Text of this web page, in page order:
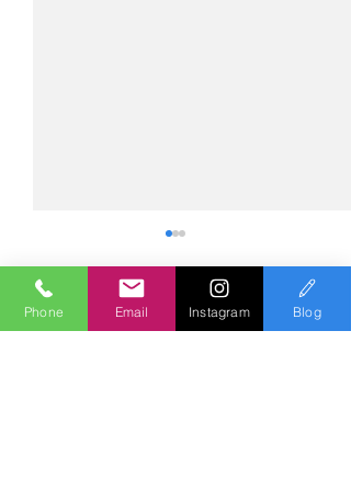
コメント
Phone Email Instagram Blog